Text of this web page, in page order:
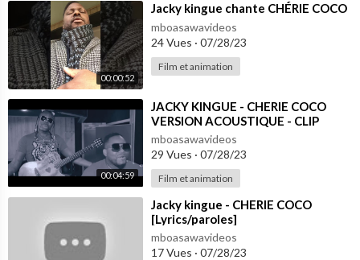
00:00:52
⁣Jacky kingue chante CHÉRIE COCO
mboasawavideos
24 Vues · 07/28/23
Film et animation
00:04:59
⁣JACKY KINGUE - CHERIE COCO
VERSION ACOUSTIQUE - CLIP
OFFICIEL
mboasawavideos
29 Vues · 07/28/23
Film et animation
⁣Jacky kingue - CHERIE COCO
[Lyrics/paroles]
mboasawavideos
17 Vues · 07/28/23